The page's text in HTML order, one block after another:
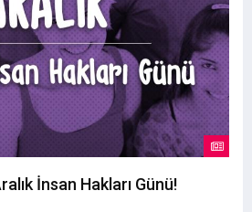
İnsan Hakları Günü!